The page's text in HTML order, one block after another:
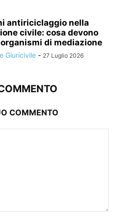
antiriciclaggio nella
civile: cosa devono
di mediazione
Giuricivile - 27 Luglio 2026
COMMENTO